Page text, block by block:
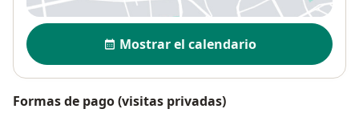
Disponibilidad
Mostrar el calendario
Formas de pago (visitas privadas)